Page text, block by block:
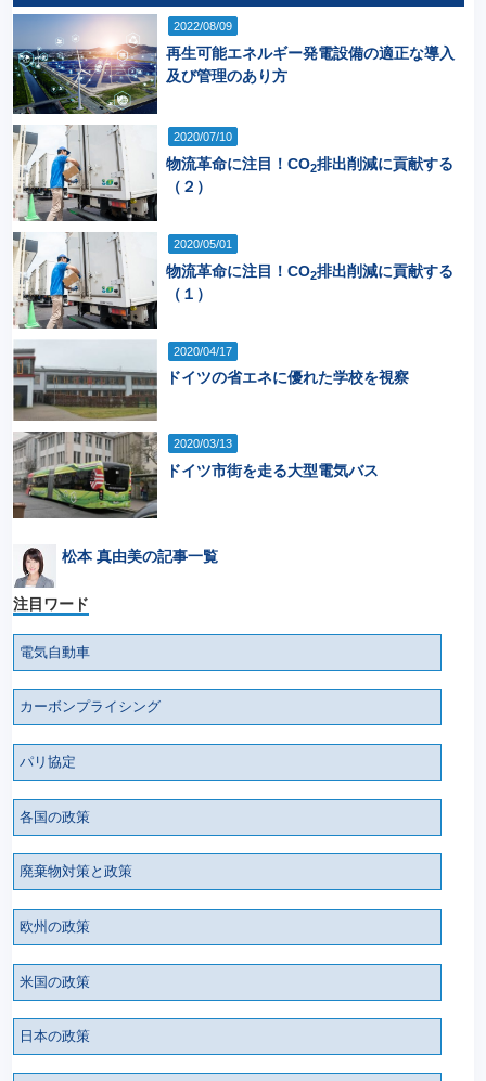
2022/08/09
再生可能エネルギー発電設備の適正な導入
及び管理のあり方
2020/07/10
物流革命に注目！CO2排出削減に貢献する
（２）
2020/05/01
物流革命に注目！CO2排出削減に貢献する
（１）
2020/04/17
ドイツの省エネに優れた学校を視察
2020/03/13
ドイツ市街を走る大型電気バス
松本 真由美の記事一覧
注目ワード
電気自動車
カーボンプライシング
パリ協定
各国の政策
廃棄物対策と政策
欧州の政策
米国の政策
日本の政策